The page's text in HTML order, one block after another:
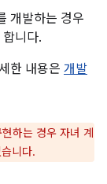
개발하는 경우
니다.
한 내용은 개발
하는 경우 자녀 계
니다.